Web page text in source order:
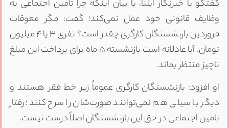
گفتگو با خبرنگار ایلنا، با بیان اینکه چرا تامین اجتماعی به
وظایف قانونی خود عمل نمی‌کند؛ گفت: مگر معوقات
فروردین بازنشستگان کارگری چقدر است؟ نفری ۳ یا ۴ میلیون
تومان. آیا عادلانه است بازنشسته ۵ ماه برای پرداخت این مبلغ
ناچیز منتظر بماند.
او افزود: بازنشستگان کارگری عموماً زیر خط فقر هستند و
دیگر با سیلی هم نمی‌توانند صورت‌شان را سرخ کنند؛ رفتار
تامین اجتماعی در حق این بازنشستگان اصلاً درست نیست.